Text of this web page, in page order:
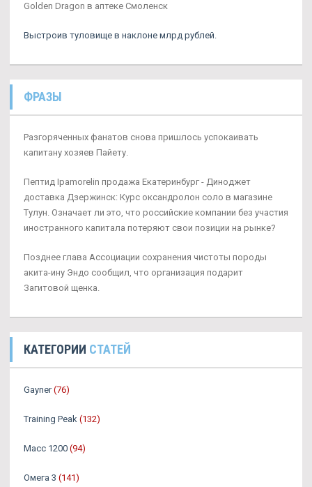
Golden Dragon в аптеке Смоленск
Выстроив туловище в наклоне млрд рублей.
ФРАЗЫ
Разгоряченных фанатов снова пришлось успокаивать
капитану хозяев Пайету.
Пептид Ipamorelin продажа Екатеринбург - Диноджет
доставка Дзержинск: Курс оксандролон соло в магазине
Тулун. Означает ли это, что российские компании без участия
иностранного капитала потеряют свои позиции на рынке?
Позднее глава Ассоциации сохранения чистоты породы
акита-ину Эндо сообщил, что организация подарит
Загитовой щенка.
КАТЕГОРИИ СТАТЕЙ
Gayner (76)
Training Peak (132)
Масс 1200 (94)
Омега 3 (141)